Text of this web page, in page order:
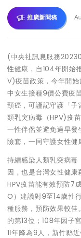
推廣新聞稿
(中央社訊息服務
性健康，自104年開始
V)疫苗政策，今年開
中女生接種9價公費疫
頸癌，可謹記守護「子
類乳突病毒（HPV)疫
一性伴侶並避免過早
險套，一同守護女性健
持續感染人類乳突病毒
因，也是台灣女性健
HPV疫苗能有效預防7
O）建議對9至14歲性
種服務，預防效果較佳
的第13位；108年因子
11年降為9人，新竹縣